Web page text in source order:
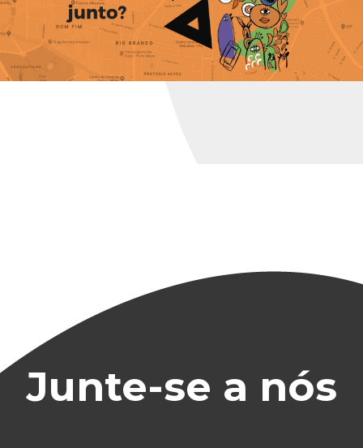
Junte-se a nós